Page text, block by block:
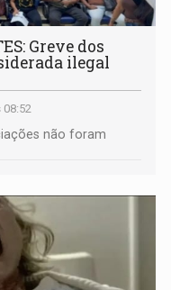
Greve dos
ilegal
não foram